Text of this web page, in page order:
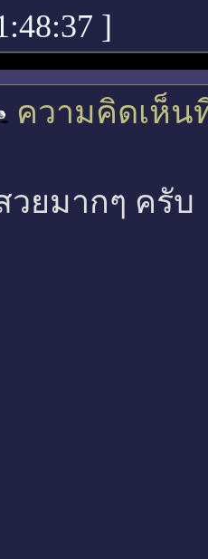
]
ความคิดเห็น
วยมากๆ ครับ